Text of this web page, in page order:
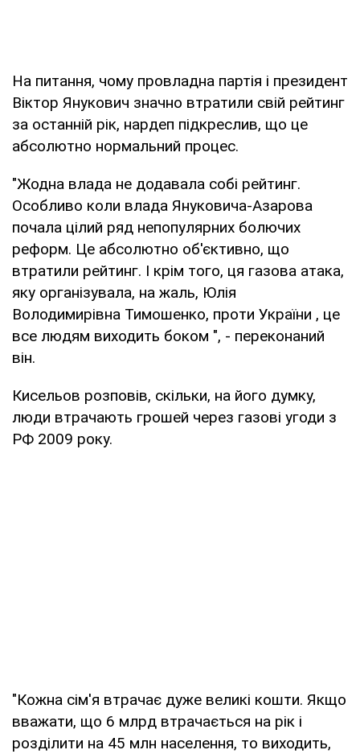
На питання, чому провладна партія і президент
Віктор Янукович значно втратили свій рейтинг
за останній рік, нардеп підкреслив, що це
абсолютно нормальний процес.
"Жодна влада не додавала собі рейтинг.
Особливо коли влада Януковича-Азарова
почала цілий ряд непопулярних болючих
реформ. Це абсолютно об'єктивно, що
втратили рейтинг. І крім того, ця газова атака,
яку організувала, на жаль, Юлія
Володимирівна Тимошенко, проти України , це
все людям виходить боком ", - переконаний
він.
Кисельов розповів, скільки, на його думку,
люди втрачають грошей через газові угоди з
РФ 2009 року.
"Кожна сім'я втрачає дуже великі кошти. Якщо
вважати, що 6 млрд втрачається на рік і
розділити на 45 млн населення, то виходить,